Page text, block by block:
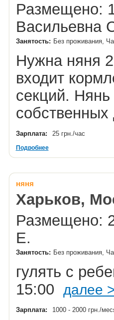
Размещено:
Васильевна
Занятость: Без проживания,
Нужна няня
входит
секций.
Зарплата: 25 грн./час
Подробнее
няня
Харьков,
Размещено:
Е.
Занятость: Без проживания,
гулять с
15:00 далее
Зарплата: 1000 - 2000 грн./